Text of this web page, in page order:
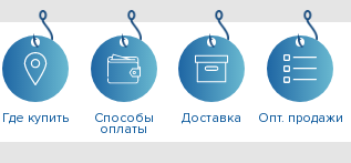
Где купить Способы
оплаты
Доставка Опт. продажи